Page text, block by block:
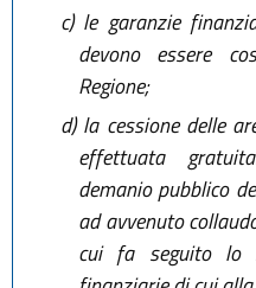
c)le garanzie
devono essere
Regione;
d)la cessione delle
effettuata
demanio pubblico
ad avvenuto
cui fa seguito lo